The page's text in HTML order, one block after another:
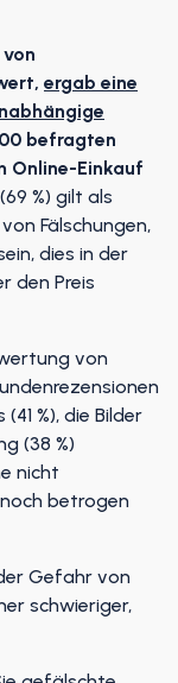
ergab eine
befragten
Online-Einkauf
%) gilt als
Fälschungen,
dies in der
den Preis
von
%), die Bilder
(38 %)
nicht
betrogen
Gefahr von
schwieriger,